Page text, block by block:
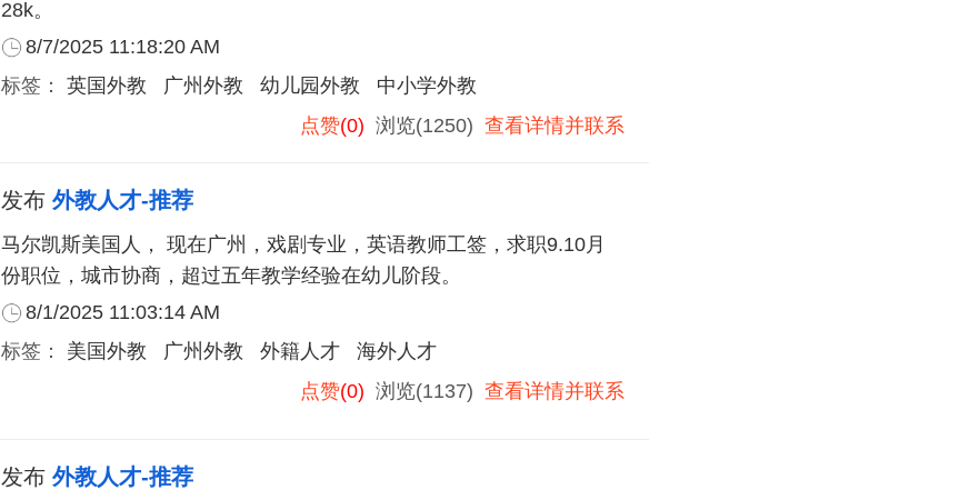
28k。
8/7/2025 11:18:20 AM
标签： 英国外教 广州外教 幼儿园外教
中小学外教
点赞(0) 浏览(1250) 查看详情并联系
发布 外教人才-推荐
马尔凯斯美国人， 现在广州，戏剧专业，英语教师工签，求职9.10月
份职位，城市协商，超过五年教学经验在幼儿阶段。
8/1/2025 11:03:14 AM
标签： 美国外教 广州外教 外籍人才
海外人才
点赞(0) 浏览(1137) 查看详情并联系
发布 外教人才-推荐